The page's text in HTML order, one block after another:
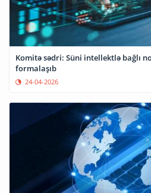
Komitə sədri: Süni intellektlə bağlı
formalaşıb
24-04-2026